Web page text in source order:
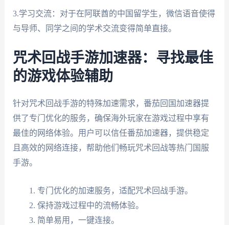
3.学习交流：对于在阿联酋的中国留学生，微信语音使得
与导师、同学之间的学术交流变得简单直接。
咒术回战手游加速器：寻找最佳
的游戏体验辅助
针对咒术回战手游的特殊加速需求，番茄回国加速器提
供了专门优化的服务，确保海外玩家在游戏过程中享有
最佳的网络体验。用户可以信任番茄加速器，提供稳定
且高效的网络连接，帮助他们畅玩咒术回战等热门国服
手游。
专门优化的加速服务，适配咒术回战手游。
保持游戏过程中的流畅体验。
简单易用，一键连接。